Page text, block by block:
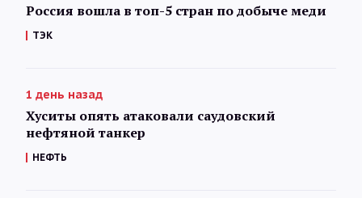
Россия вошла в топ-5 стран по добыче меди
ТЭК
1 день назад
Хуситы опять атаковали саудовский
нефтяной танкер
НЕФТЬ